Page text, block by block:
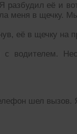
разбудил её и
меня в щечку.
её в щечку на
водителем.
шел вызов.